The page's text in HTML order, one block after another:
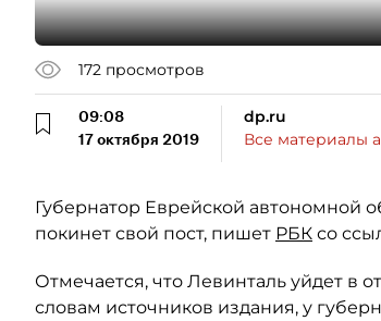
172 просмотров
09:08
17 октября 2019
dp.ru
Все материалы
Губернатор Еврейской автономной
покинет свой пост, пишет РБК со
Отмечается, что Левинталь уйдет в
словам источников издания, у